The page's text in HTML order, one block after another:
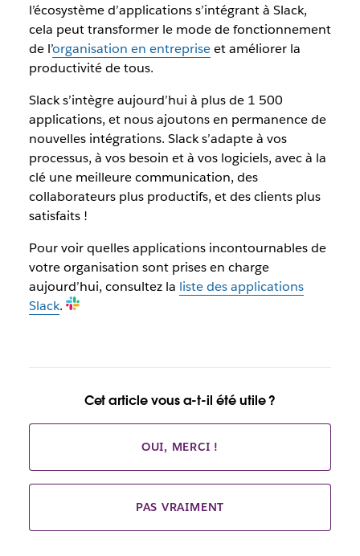
l’écosystème d’applications s’intégrant à Slack,
cela peut transformer le mode de fonctionnement
de l’organisation en entrepriseet améliorer la
productivité de tous.
Slack s’intègre aujourd’hui à plus de 1 500
applications, et nous ajoutons en permanence de
nouvelles intégrations. Slack s’adapte à vos
processus, à vos besoin et à vos logiciels, avec à la
clé une meilleure communication, des
collaborateurs plus productifs, et des clients plus
satisfaits !
Pour voir quelles applications incontournables de
votre organisation sont prises en charge
aujourd’hui, consultez la liste des applications
Slack.
Cet article vous a-t-il été utile ?
OUI, MERCI !
PAS VRAIMENT